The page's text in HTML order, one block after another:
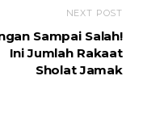
NEXT POST
Sampai Salah!
Ini Jumlah Rakaat
Sholat Jamak